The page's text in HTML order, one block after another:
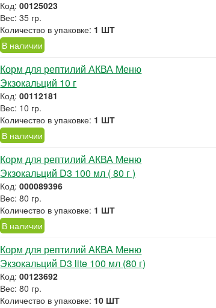
Код:00125023
Вес: 35 гр.
Количество в упаковке: 1 ШТ
В наличии
Корм для рептилий АКВА Меню
Экзокальций 10 г
Код:00112181
Вес: 10 гр.
Количество в упаковке: 1 ШТ
В наличии
Корм для рептилий АКВА Меню
Экзокальций D3 100 мл ( 80 г )
Код:000089396
Вес: 80 гр.
Количество в упаковке: 1 ШТ
В наличии
Корм для рептилий АКВА Меню
Экзокальций D3 lite 100 мл (80 г)
Код:00123692
Вес: 80 гр.
Количество в упаковке: 10 ШТ